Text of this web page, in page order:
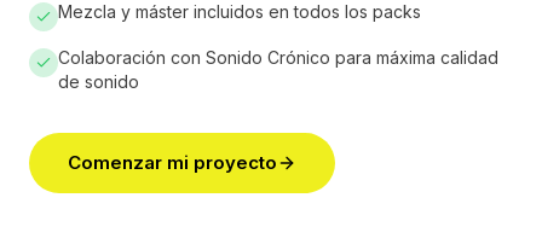
Mezcla y máster incluidos en todos los packs
Colaboración con Sonido Crónico para máxima calidad
de sonido
Comenzar mi proyecto